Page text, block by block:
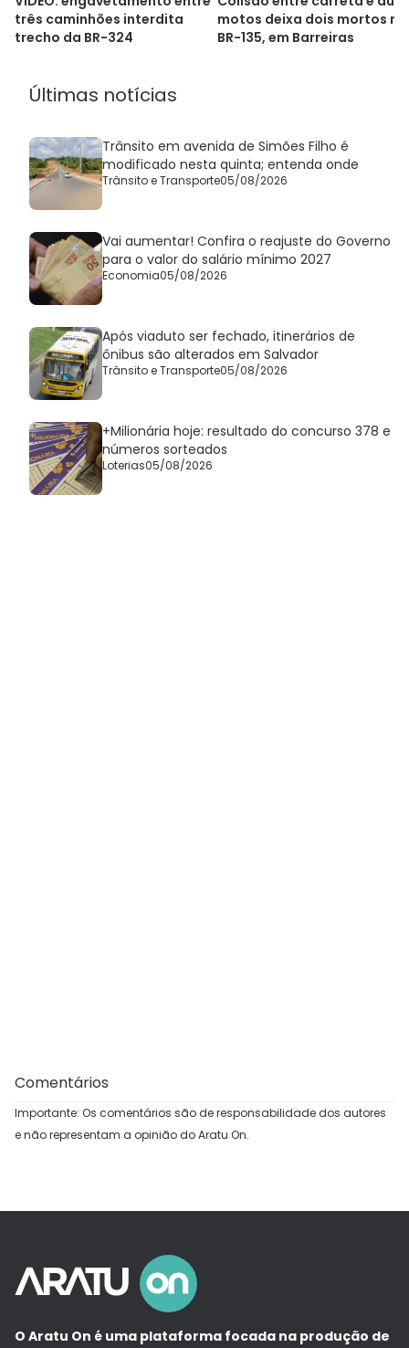
três caminhões interdita
trecho da BR-324
motos deixa dois mortos na
BR-135, em Barreiras
Últimas notícias
Trânsito em avenida de Simões Filho é
modificado nesta quinta; entenda onde
Trânsito e Transporte05/08/2026
Vai aumentar! Confira o reajuste do Governo
para o valor do salário mínimo 2027
Economia05/08/2026
Após viaduto ser fechado, itinerários de
ônibus são alterados em Salvador
Trânsito e Transporte05/08/2026
+Milionária hoje: resultado do concurso 378 e
números sorteados
Loterias05/08/2026
Comentários
Importante: Os comentários são de responsabilidade dos autores
e não representam a opinião do Aratu On.
O Aratu On é uma plataforma focada na produção de